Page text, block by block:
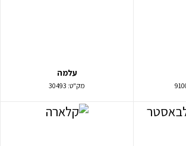
עלמה
מק"ט: 30493